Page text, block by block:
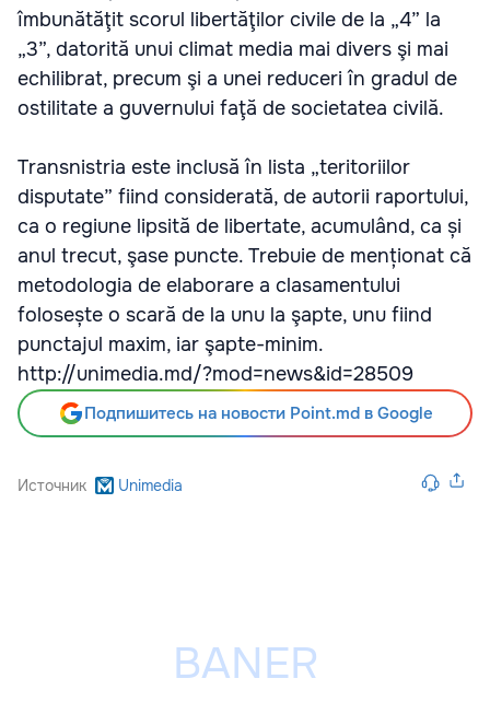
îmbunătăţit scorul libertăţilor civile de la „4” la
„3”, datorită unui climat media mai divers şi mai
echilibrat, precum şi a unei reduceri în gradul de
ostilitate a guvernului faţă de societatea civilă.
Transnistria este inclusă în lista „teritoriilor
disputate” fiind considerată, de autorii raportului,
ca o regiune lipsită de libertate, acumulând, ca și
anul trecut, şase puncte. Trebuie de menționat că
metodologia de elaborare a clasamentului
folosește o scară de la unu la şapte, unu fiind
punctajul maxim, iar şapte-minim.
http://unimedia.md/?mod=news&id=28509
Подпишитесь на новости Point.md в Google
Источник Unimedia